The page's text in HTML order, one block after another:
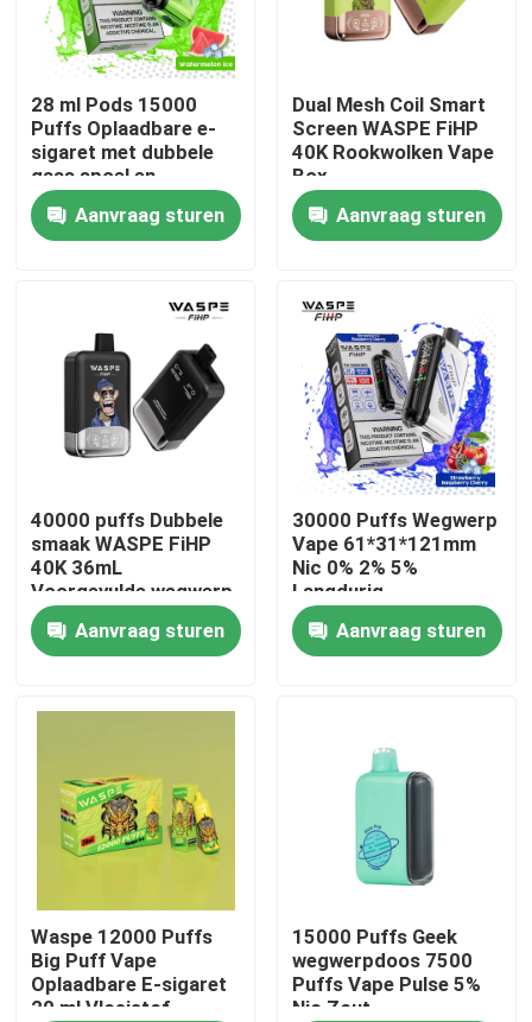
Producten
Ongeveer ons
Fabrieksreis
Kwaliteitscontrole
Contacteer ons
Nieuws
Beschikbare Vape-Pen
Het Beschikbare Vape Apparaat van CBD
28 ml Pods 15000
Puffs Oplaadbare e-
sigaret met dubbele
gaas spoel en
61*31*121mm
GrootteAanvraag sturen
Dual Mesh Coil Smart
Screen WASPE FiHP
40K Rookwolken Vape
Box
Aanvraag sturen
40000 puffs Dubbele
smaak WASPE FiHP
40K 36mL
Voorgevulde wegwerp
vape
Aanvraag sturen
30000 Puffs Wegwerp
Vape 61*31*121mm
Nic 0% 2% 5%
Langdurig
Aanvraag sturen
Waspe 12000 Puffs
Big Puff Vape
Oplaadbare E-sigaret
20 ml Vloeistof
15000 Puffs Geek
wegwerpdoos 7500
Puffs Vape Pulse 5%
Nic Zout